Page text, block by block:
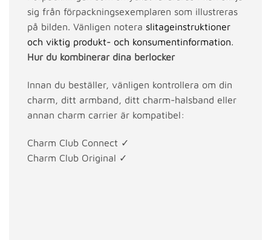
sig från förpackningsexemplaren som illustreras
på bilden. Vänligen notera slitageinstruktioner
och viktig produkt- och konsumentinformation.
Hur du kombinerar dina berlocker
Innan du beställer, vänligen kontrollera om din
charm, ditt armband, ditt charm-halsband eller
annan charm carrier är kompatibel:
Charm Club Connect ✓
Charm Club Original ✓